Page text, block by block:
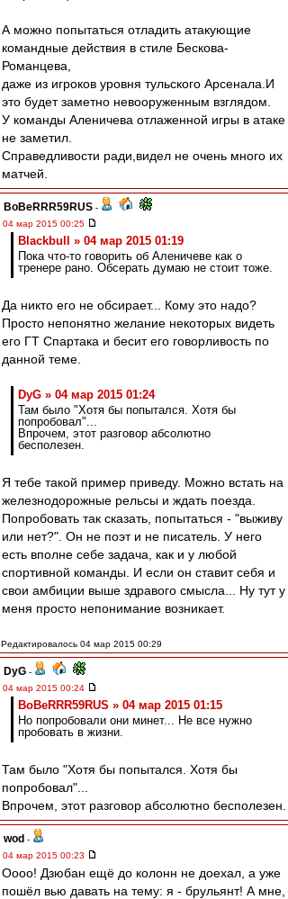
А можно попытаться отладить атакующие
командные действия в стиле Бескова-
Романцева,
даже из игроков уровня тульского Арсенала.И
это будет заметно невооруженным взглядом.
У команды Аленичева отлаженной игры в атаке
не заметил.
Справедливости ради,видел не очень много их
матчей.
BoBeRRR59RUS -
04 мар 2015 00:25
Blackbull » 04 мар 2015 01:19
Пока что-то говорить об Аленичеве как о
тренере рано. Обсерать думаю не стоит тоже.
Да никто его не обсирает... Кому это надо?
Просто непонятно желание некоторых видеть
его ГТ Спартака и бесит его говорливость по
данной теме.
DyG » 04 мар 2015 01:24
Там было "Хотя бы попытался. Хотя бы
попробовал"...
Впрочем, этот разговор абсолютно
бесполезен.
Я тебе такой пример приведу. Можно встать на
железнодорожные рельсы и ждать поезда.
Попробовать так сказать, попытаться - "выживу
или нет?". Он не поэт и не писатель. У него
есть вполне себе задача, как и у любой
спортивной команды. И если он ставит себя и
свои амбиции выше здравого смысла... Ну тут у
меня просто непонимание возникает.
Редактировалось 04 мар 2015 00:29
DyG -
04 мар 2015 00:24
BoBeRRR59RUS » 04 мар 2015 01:15
Но попробовали они минет... Не все нужно
пробовать в жизни.
Там было "Хотя бы попытался. Хотя бы
попробовал"...
Впрочем, этот разговор абсолютно бесполезен.
wod -
04 мар 2015 00:23
Оооо! Дзюбан ещё до колонн не доехал, а уже
пошёл вью давать на тему: я - брульянт! А мне,